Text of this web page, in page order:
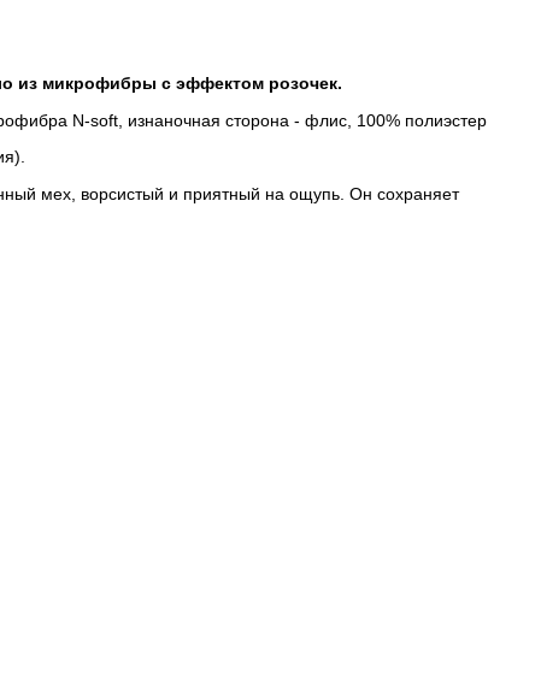
из микрофибры с эффектом розочек.
N-soft, изнаночная сторона - флис, 100% полиэстер
мех, ворсистый и приятный на ощупь. Он сохраняет